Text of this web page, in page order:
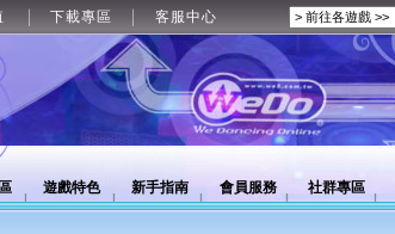
下載專區 客服中心
遊戲特色 新手指南 會員服務 社群專區